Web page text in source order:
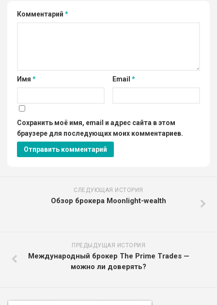
Комментарий *
Имя * Email *
Сохранить моё имя, email и адрес сайта в этом
браузере для последующих моих комментариев.
СЛЕДУЮЩАЯ ИСТОРИЯ
Обзор брокера Moonlight-wealth
ПРЕДЫДУЩАЯ ИСТОРИЯ
Международный брокер The Prime Trades —
можно ли доверять?